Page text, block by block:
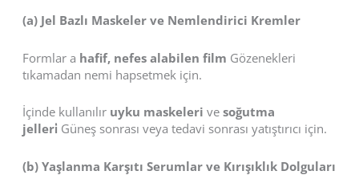
(a) Jel Bazlı Maskeler ve Nemlendirici Kremler
Formlar a hafif, nefes alabilen film Gözenekleri
tıkamadan nemi hapsetmek için.
İçinde kullanılır uyku maskeleri ve soğutma
jelleri̇ Güneş sonrası veya tedavi sonrası yatıştırıcı için.
(b) Yaşlanma Karşıtı Serumlar ve Kırışıklık Dolguları